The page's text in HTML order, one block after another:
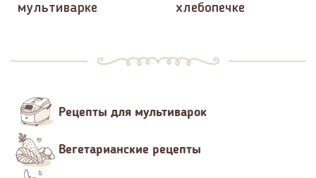
мультиварке
хлебопечке
Рецепты для мультиварок
Вегетарианские рецепты